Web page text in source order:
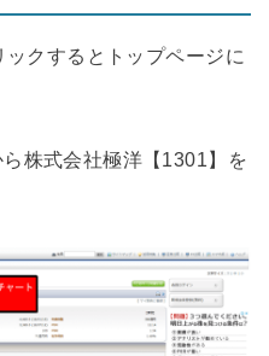
ックするとトップページに
株式会社極洋【1301】を